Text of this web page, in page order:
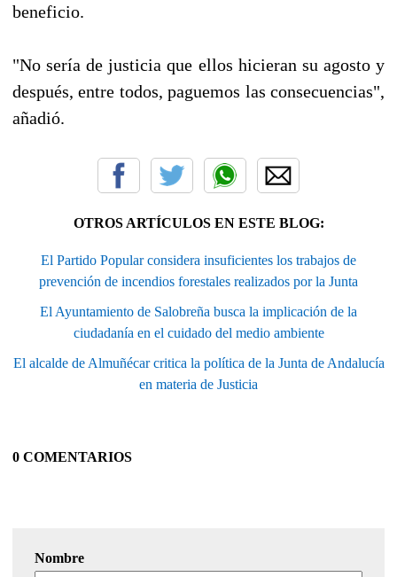
beneficio.
"No sería de justicia que ellos hicieran su agosto y
después, entre todos, paguemos las consecuencias",
añadió.
OTROS ARTÍCULOS EN ESTE BLOG:
El Partido Popular considera insuficientes los trabajos de
prevención de incendios forestales realizados por la Junta
El Ayuntamiento de Salobreña busca la implicación de la
ciudadanía en el cuidado del medio ambiente
El alcalde de Almuñécar critica la política de la Junta de Andalucía
en materia de Justicia
0 COMENTARIOS
Nombre